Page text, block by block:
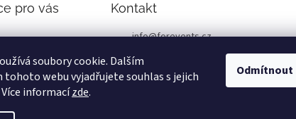
soubory cookie. Dalším
tohoto webu vyjadřujete souhlas s jejich
informacízde.
Odmítnout
pro vás Kontakt
info@forevents.cz
776 230 999